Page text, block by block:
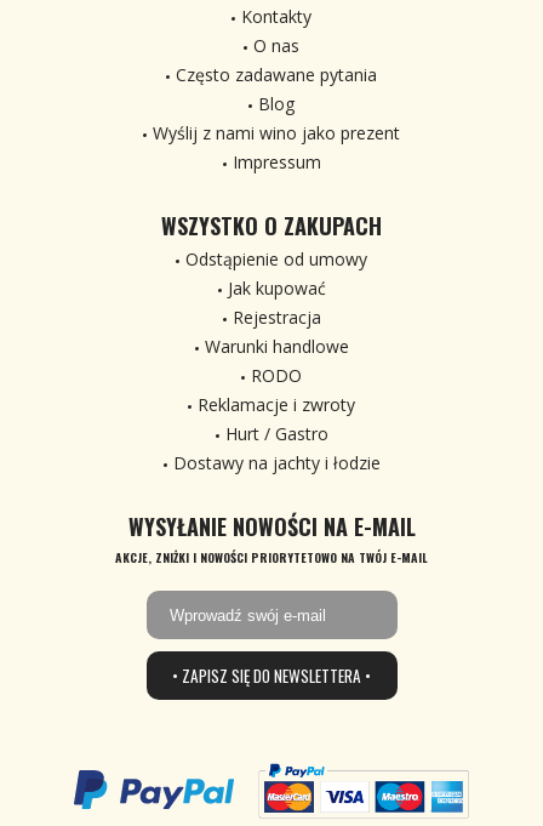
Kontakty
O nas
Często zadawane pytania
Blog
Wyślij z nami wino jako prezent
Impressum
WSZYSTKO O ZAKUPACH
Odstąpienie od umowy
Jak kupować
Rejestracja
Warunki handlowe
RODO
Reklamacje i zwroty
Hurt / Gastro
Dostawy na jachty i łodzie
WYSYŁANIE NOWOŚCI NA E-MAIL
AKCJE, ZNIŻKI I NOWOŚCI PRIORYTETOWO NA TWÓJ E-MAIL
• ZAPISZ SIĘ DO NEWSLETTERA •